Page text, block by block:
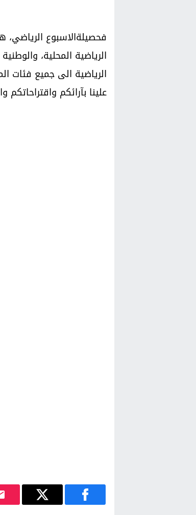
فحصيلةالاسبوع الرياضي،
الرياضية المحلية،
الرياضية الى جميع فئات
علينا بآرائكم